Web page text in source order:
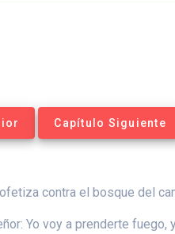
Capítulo Siguiente
contra el bosque del
Yo voy a prenderte